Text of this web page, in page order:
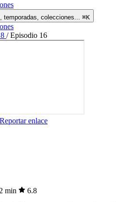
temporadas, colecciones... ⌘K
/ Episodio 16
Reportar enlace
min
6.8